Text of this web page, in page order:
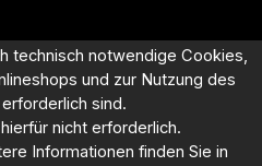
an Unternehmen aus
technisch notwendige Cookies,
und zur Nutzung des
sind.
nicht erforderlich.
Informationen finden Sie in